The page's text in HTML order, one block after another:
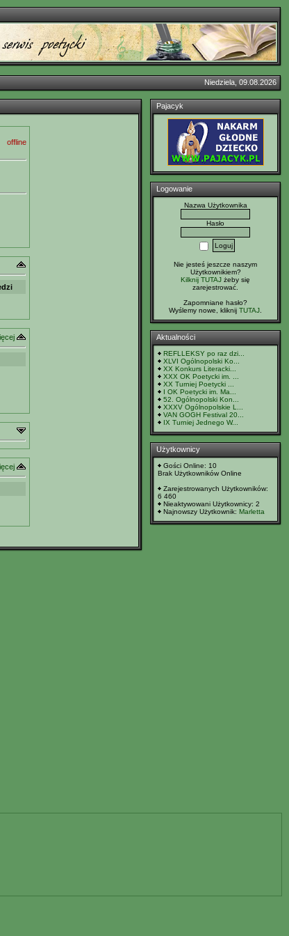
Niedziela, 09.08.2026
offline
Pajacyk
Logowanie
Nazwa Użytkownika
Hasło
Nie jesteś jeszcze naszym
Użytkownikiem?
Kilknij TUTAJ żeby się
zarejestrować.
Zapomniane hasło?
Wyślemy nowe, kliknij TUTAJ
Aktualności
REFLLEKSY po raz dzi...
XLVI Ogólnopolski Ko...
XX Konkurs Literacki...
XXX OK Poetycki im. ...
XX Turniej Poetycki ...
I OK Poetycki im. Ma...
52. Ogólnopolski Kon...
XXXV Ogólnopolskie L...
VAN GOGH Festival 20...
IX Turniej Jednego W...
Użytkownicy
Gości Online: 10
Brak Użytkowników Online
Zarejestrowanych Użytkowników:
6 460
Nieaktywowani Użytkownicy: 2
Najnowszy Użytkownik: Marletta